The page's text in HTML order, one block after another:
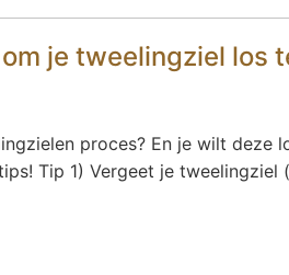
je tweelingziel los
proces? En je wilt deze
Tip 1) Vergeet je tweelingziel